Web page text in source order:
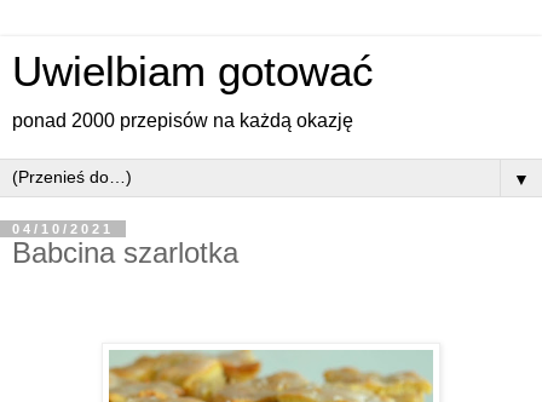
Uwielbiam gotować
ponad 2000 przepisów na każdą okazję
▼
04/10/2021
Babcina szarlotka